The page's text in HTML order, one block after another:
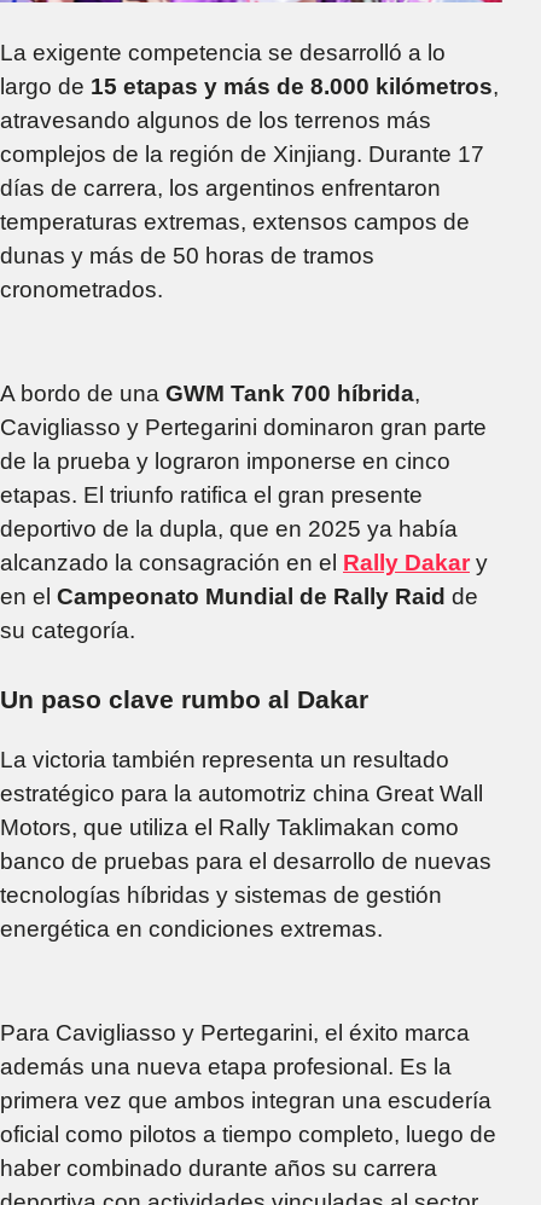
La exigente competencia se desarrolló a lo
largo de 15 etapas y más de 8.000 kilómetros,
atravesando algunos de los terrenos más
complejos de la región de Xinjiang. Durante 17
días de carrera, los argentinos enfrentaron
temperaturas extremas, extensos campos de
dunas y más de 50 horas de tramos
cronometrados.
A bordo de una GWM Tank 700 híbrida,
Cavigliasso y Pertegarini dominaron gran parte
de la prueba y lograron imponerse en cinco
etapas. El triunfo ratifica el gran presente
deportivo de la dupla, que en 2025 ya había
alcanzado la consagración en el Rally Dakar y
en el Campeonato Mundial de Rally Raid de
su categoría.
Un paso clave rumbo al Dakar
La victoria también representa un resultado
estratégico para la automotriz china Great Wall
Motors, que utiliza el Rally Taklimakan como
banco de pruebas para el desarrollo de nuevas
tecnologías híbridas y sistemas de gestión
energética en condiciones extremas.
Para Cavigliasso y Pertegarini, el éxito marca
además una nueva etapa profesional. Es la
primera vez que ambos integran una escudería
oficial como pilotos a tiempo completo, luego de
haber combinado durante años su carrera